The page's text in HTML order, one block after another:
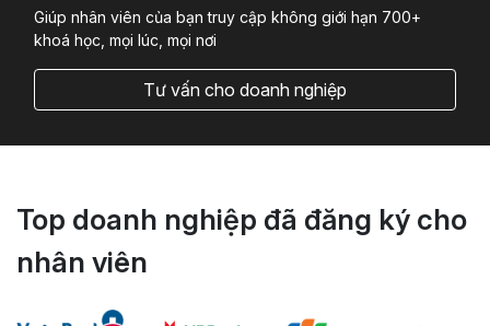
Giúp nhân viên của bạn truy cập không giới hạn 700+
khoá học, mọi lúc, mọi nơi
Tư vấn cho doanh nghiệp
Top doanh nghiệp đã đăng ký cho
nhân viên